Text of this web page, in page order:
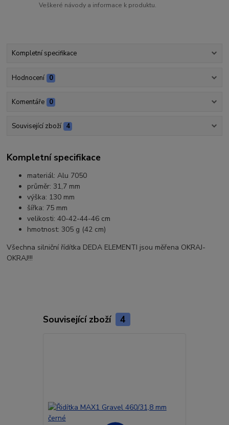
Veškeré návody a informace k produktu.
Kompletní specifikace
Hodnocení 0
Komentáře 0
Související zboží 4
Kompletní specifikace
materiál: Alu 7050
průměr: 31,7 mm
výška: 130 mm
šířka: 75 mm
velikosti: 40-42-44-46 cm
hmotnost: 305 g (42 cm)
Všechna silniční řídítka DEDA ELEMENTI jsou měřena OKRAJ-
OKRAJ!!!
Související zboží 4